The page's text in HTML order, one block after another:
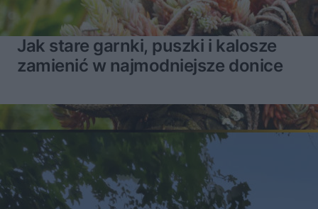
Jak stare garnki, puszki i kalosze
zamienić w najmodniejsze donice